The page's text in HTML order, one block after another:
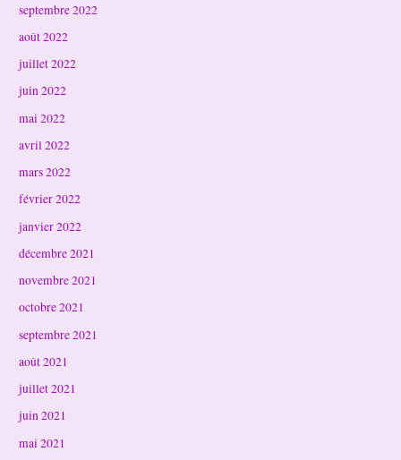
septembre 2022
août 2022
juillet 2022
juin 2022
mai 2022
avril 2022
mars 2022
février 2022
janvier 2022
décembre 2021
novembre 2021
octobre 2021
septembre 2021
août 2021
juillet 2021
juin 2021
mai 2021